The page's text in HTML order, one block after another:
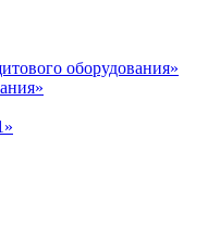
оборудования»